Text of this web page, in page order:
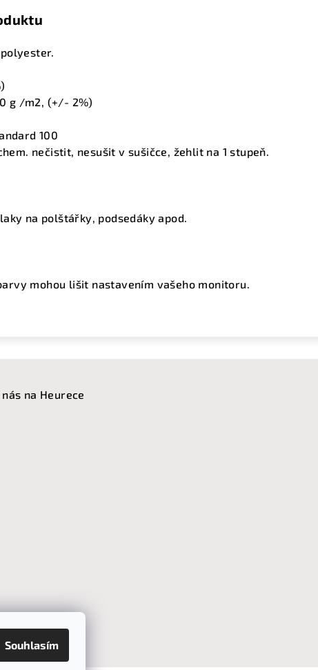
Souhlasím
g /m2, (+/- 2%)
100
nečistit, nesušit v sušičce, žehlit na 1 stupeň.
na polštářky, podsedáky apod.
mohou lišit nastavením vašeho monitoru.
na Heurece